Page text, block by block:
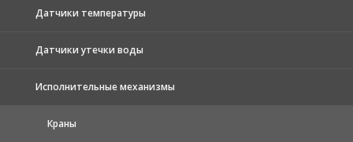
Датчики температуры
Датчики утечки воды
Исполнительные механизмы
Краны